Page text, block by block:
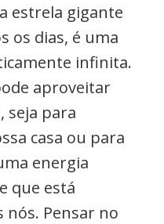
estrela gigante
os dias, é uma
infinita.
aproveitar
seja para
casa ou para
energia
que está
Pensar no